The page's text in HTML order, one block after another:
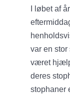
I løbet af
var en
været
deres
stophaner